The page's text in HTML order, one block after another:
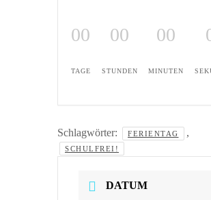
00
TAGE
00
STUNDEN
00
MINUTEN
Schlagwörter: FERIENTAG ,
SCHULFREI!
DATUM